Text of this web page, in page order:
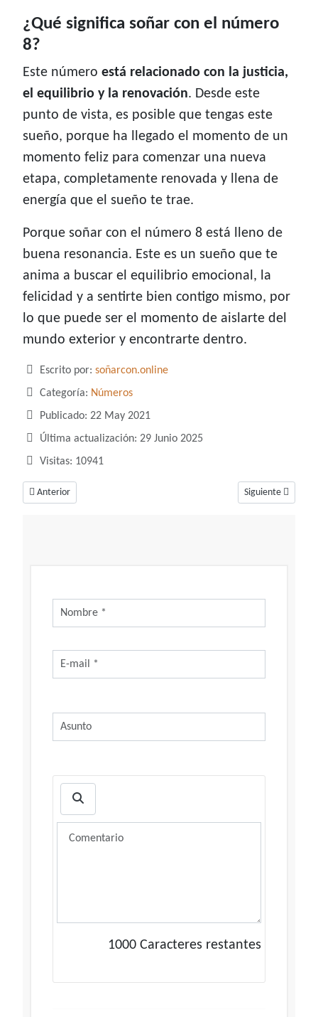
¿Qué significa soñar con el número
8?
Este número está relacionado con la justicia,
el equilibrio y la renovación. Desde este
punto de vista, es posible que tengas este
sueño, porque ha llegado el momento de un
momento feliz para comenzar una nueva
etapa, completamente renovada y llena de
energía que el sueño te trae.
Porque soñar con el número 8 está lleno de
buena resonancia. Este es un sueño que te
anima a buscar el equilibrio emocional, la
felicidad y a sentirte bien contigo mismo, por
lo que puede ser el momento de aislarte del
mundo exterior y encontrarte dentro.
Detalles
Escrito por: soñarcon.online
Categoría: Números
Publicado: 22 May 2021
Última actualización: 29 Junio 2025
Visitas: 10941
Artículo anterior: Soñar con el número 777, un número perfecto para tu
Anterior Artículo
Siguiente
1000 Caracteres restantes